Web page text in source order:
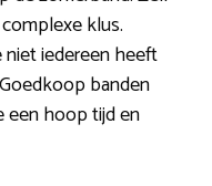
klus.
iedereen heeft
banden
een hoop tijd en